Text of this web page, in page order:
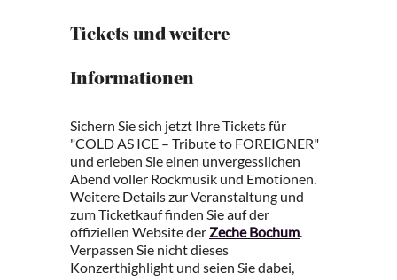
Tickets und weitere
Informationen
Sichern Sie sich jetzt Ihre Tickets für
"COLD AS ICE – Tribute to FOREIGNER"
und erleben Sie einen unvergesslichen
Abend voller Rockmusik und Emotionen.
Weitere Details zur Veranstaltung und
zum Ticketkauf finden Sie auf der
offiziellen Website derZeche Bochum.
Verpassen Sie nicht dieses
Konzerthighlight und seien Sie dabei,